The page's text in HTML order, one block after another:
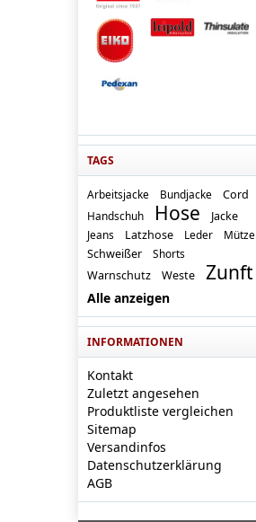
TAGS
Arbeitsjacke Bundjacke Cord
Handschuh Hose Jacke
Jeans Latzhose Leder Mütze
Schweißer Shorts
Warnschutz Weste Zunft
Alle anzeigen
INFORMATIONEN
Kontakt
Zuletzt angesehen
Produktliste vergleichen
Sitemap
Versandinfos
Datenschutzerklärung
AGB